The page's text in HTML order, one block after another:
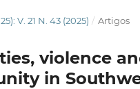
V. 21 N. 43 (2025) / Artigos
violence
in